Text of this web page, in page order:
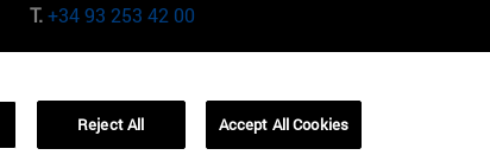
T.+34 93 253 42 00
01321001 Bela Vista Brasil
Reject All Accept All Cookies